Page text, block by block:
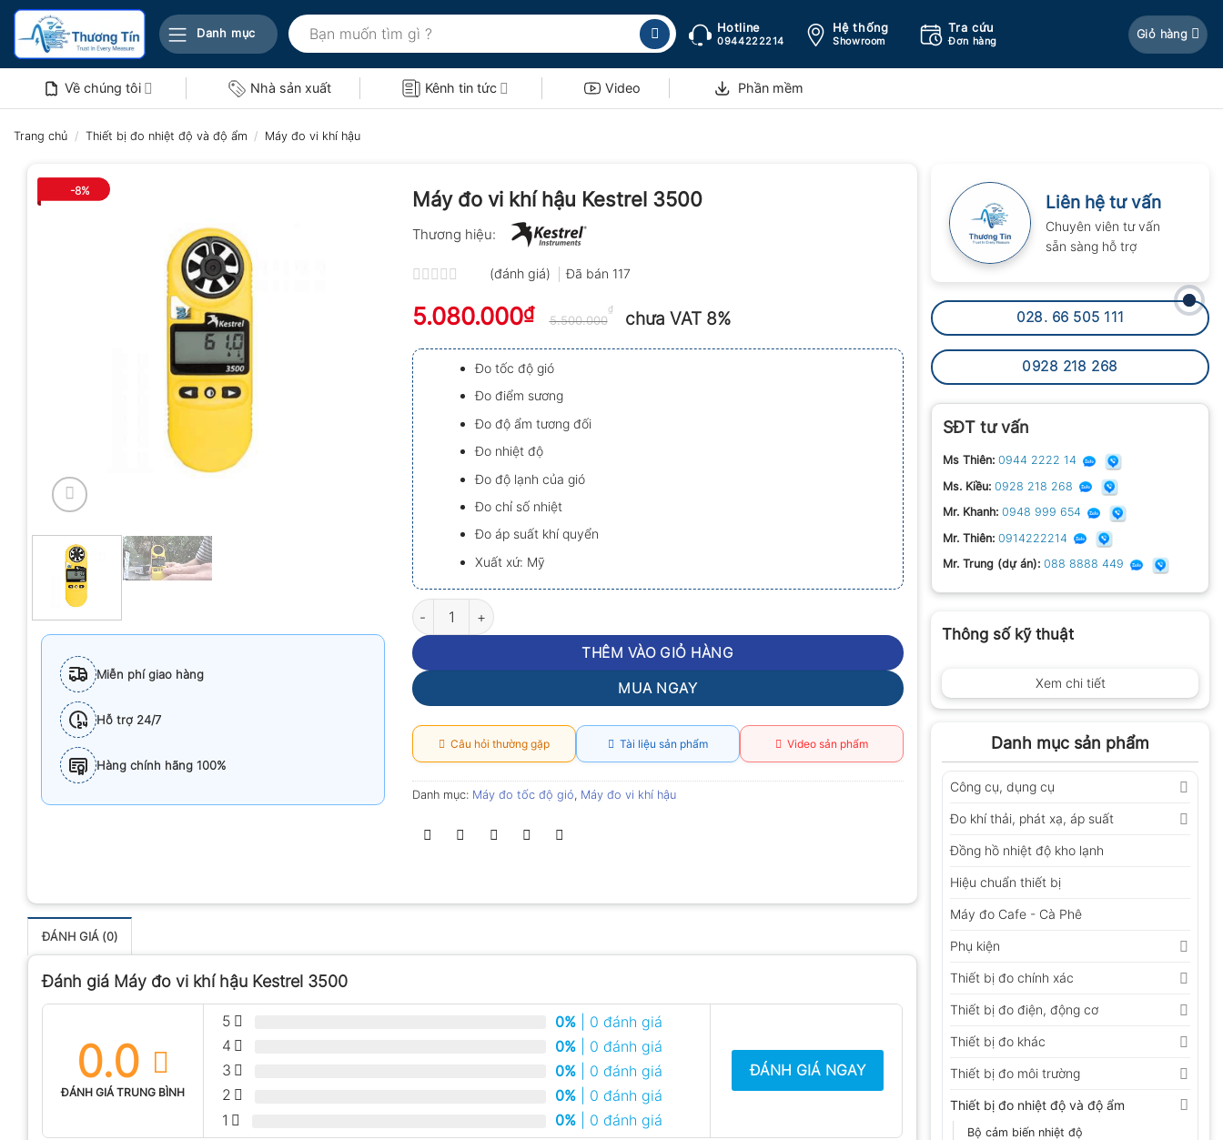
Bỏ
nội
Danh mục
Tìm
kiếm:
Hotline
0944222214
Hệ thống
Showroom
Tra cứu
Đơn hàng
Giỏ hàng
Về chúng tôi Nhà sản xuất Kênh tin tức Video Phần mềm
Trang chủ / Thiết bị đo nhiệt độ và độ ẩm / Máy đo vi khí hậu
Liên hệ tư vấn
Chuyên viên tư vấn
sẵn sàng hỗ trợ
028. 66 505 111
0928 218 268
SĐT tư vấn
Ms Thiên: 0944 2222 14
Ms. Kiều: 0928 218 268
Mr. Khanh: 0948 999 654
Mr. Thiên: 0914222214
Mr. Trung (dự án): 088 8888 449
Thông số kỹ thuật
Xem chi tiết
Danh mục sản phẩm
Công cụ, dụng cụ
Đo khí thải, phát xạ, áp suất
Đồng hồ nhiệt độ kho lạnh
Hiệu chuẩn thiết bị
Máy đo Cafe - Cà Phê
Phụ kiện
Thiết bị đo chính xác
Thiết bị đo điện, động cơ
Thiết bị đo khác
Thiết bị đo môi trường
Thiết bị đo nhiệt độ và độ ẩm
Bộ cảm biến nhiệt độ
-8%
Miễn phí giao hàng
Hỗ trợ 24/7
Hàng chính hãng 100%
Máy đo vi khí hậu Kestrel 3500
Thương hiệu:
xếp
hạng
5
sao
(đánh giá) Đã bán 117
5.080.000₫ 5.500.000
₫ chưa VAT 8%
Đo tốc độ gió
Đo điểm sương
Đo độ ẩm tương đối
Đo nhiệt độ
Đo độ lạnh của gió
Đo chỉ số nhiệt
Đo áp suất khí quyển
Xuất xứ: Mỹ
Máy đo vi khí hậu Kestrel 3500 số lượng
THÊM VÀO GIỎ HÀNG
MUA NGAY
Câu hỏi thường gặp Tài liệu sản phẩm Video sản phẩm
Danh mục: Máy đo tốc độ gió, Máy đo vi khí hậu
ĐÁNH GIÁ (0)
Đánh giá Máy đo vi khí hậu Kestrel 3500
0.0
ĐÁNH GIÁ TRUNG BÌNH
5 0% | 0 đánh giá
4
0% | 0 đánh giá
3
0% | 0 đánh giá
2
0% | 0 đánh giá
1
0% | 0 đánh giá
ĐÁNH GIÁ NGAY